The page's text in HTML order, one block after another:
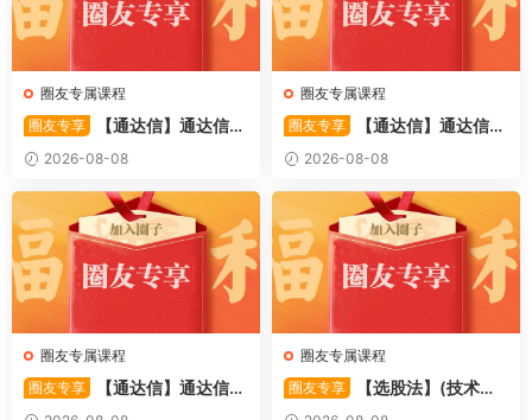
圈友专属课程
圈友专享
【通达信】通达信
〖备战龙妖〗副图/选股 精准
捕捉龙头启动进场信号 源码
2026-08-08
圈友专属课程
圈友专享
【通达信】通达信
〖重心突破〗主副图/选股 捕
捉股价在特定形态下的反转与
启动信号 源码
2026-08-08
圈友专属课程
圈友专享
【通达信】通达信
〖萧啸双通道〗主图指标 研判
圈友专属课程
圈友专享
【选股法】(技术篇)
强势个股选股法操作理念、策